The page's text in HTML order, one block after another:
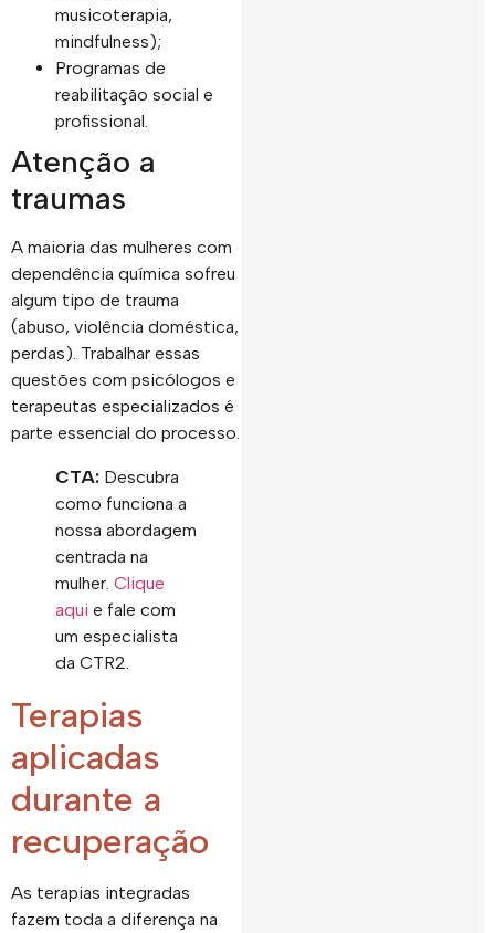
musicoterapia,
mindfulness);
Programas de
reabilitação social e
profissional.
Atenção a
traumas
A maioria das mulheres com
dependência química sofreu
algum tipo de trauma
(abuso, violência doméstica,
perdas). Trabalhar essas
questões com psicólogos e
terapeutas especializados é
parte essencial do processo.
CTA: Descubra
como funciona a
nossa abordagem
centrada na
mulher. Clique
aqui e fale com
um especialista
da CTR2.
Terapias
aplicadas
durante a
recuperação
As terapias integradas
fazem toda a diferença na